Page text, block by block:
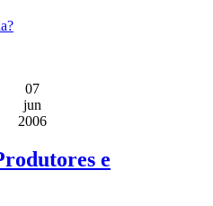
07
jun
2006
e